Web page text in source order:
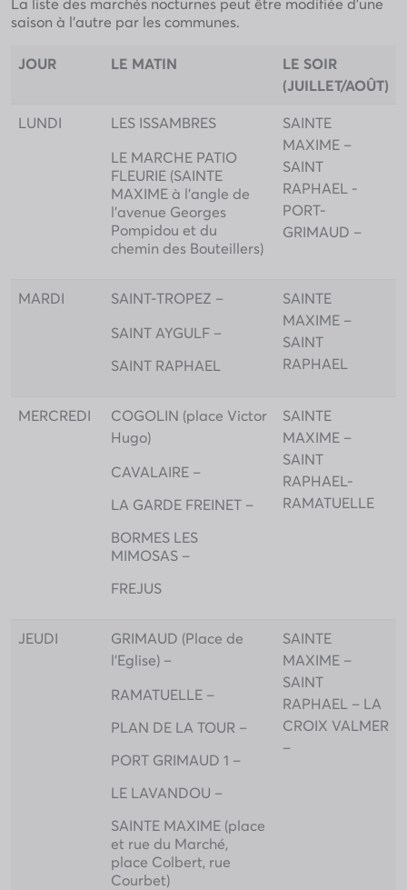
saison à l’autre par les communes.
JOUR LE MATIN
LE SOIR
(JUILLET/AOÛT)
LUNDI
LES ISSAMBRES
LE MARCHE PATIO
FLEURIE (SAINTE
MAXIME à l’angle de
l’avenue Georges
Pompidou et du
chemin des Bouteillers)
SAINTE
MAXIME –
SAINT
RAPHAEL -
PORT-
GRIMAUD –
MARDI
SAINT-TROPEZ –
SAINT AYGULF –
SAINT RAPHAEL
SAINTE
MAXIME –
SAINT
RAPHAEL
MERCREDI
COGOLIN (place Victor
Hugo)
CAVALAIRE –
LA GARDE FREINET –
BORMES LES
MIMOSAS –
FREJUS
SAINTE
MAXIME –
SAINT
RAPHAEL-
RAMATUELLE
JEUDI
GRIMAUD (Place de
l’Eglise) –
RAMATUELLE –
PLAN DE LA TOUR –
PORT GRIMAUD 1 –
LE LAVANDOU –
SAINTE MAXIME (place
et rue du Marché,
place Colbert, rue
Courbet)
SAINTE
MAXIME –
SAINT
RAPHAEL – LA
CROIX VALMER
–